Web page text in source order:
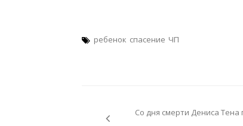
ребенок спасение ЧП
записям
Со дня смерти Дениса